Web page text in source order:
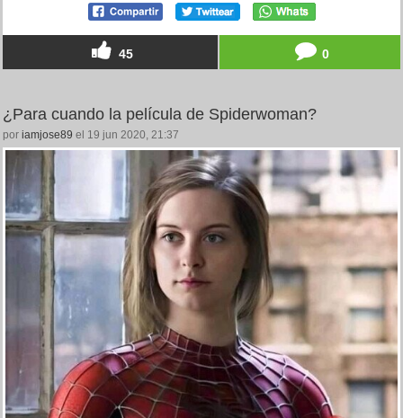
45 0
¿Para cuando la película de Spiderwoman?
por iamjose89 el 19 jun 2020, 21:37